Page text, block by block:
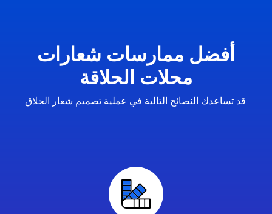
أفضل ممارسات شعارات
محلات الحلاقة
قد تساعدك النصائح التالية في عملية تصميم شعار الحلاق.